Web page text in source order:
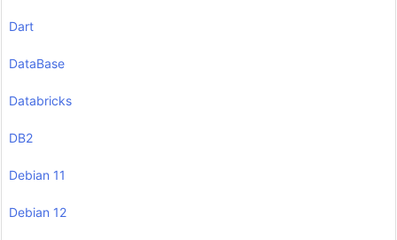
Dart
DataBase
Databricks
DB2
Debian 11
Debian 12